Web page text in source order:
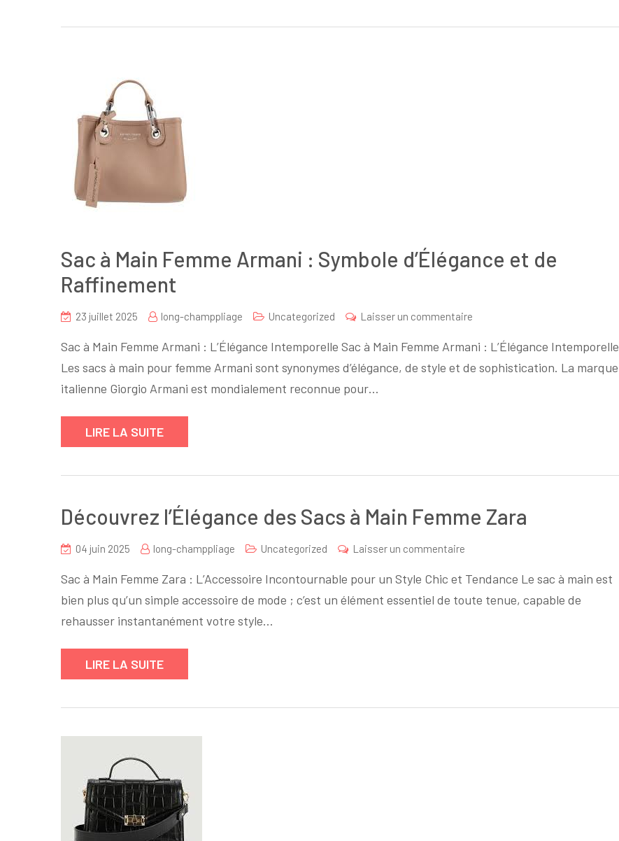
pour
Sac à Main Femme Armani : Symbole d’Élégance et de
Raffinement
23 juillet 2025 long-champpliage Uncategorized Laisser un commentaire
à
Main
et
Raffinement
Sac à Main Femme Armani : L’Élégance Intemporelle Sac à Main Femme Armani : L’Élégance Intemporelle
Les sacs à main pour femme Armani sont synonymes d’élégance, de style et de sophistication. La marque
italienne Giorgio Armani est mondialement reconnue pour…
LIRE LA SUITE
Découvrez l’Élégance des Sacs à Main Femme Zara
04 juin 2025 long-champpliage Uncategorized Laisser un commentaire
l’Élégance
des
Sac à Main Femme Zara : L’Accessoire Incontournable pour un Style Chic et Tendance Le sac à main est
bien plus qu’un simple accessoire de mode ; c’est un élément essentiel de toute tenue, capable de
rehausser instantanément votre style…
LIRE LA SUITE